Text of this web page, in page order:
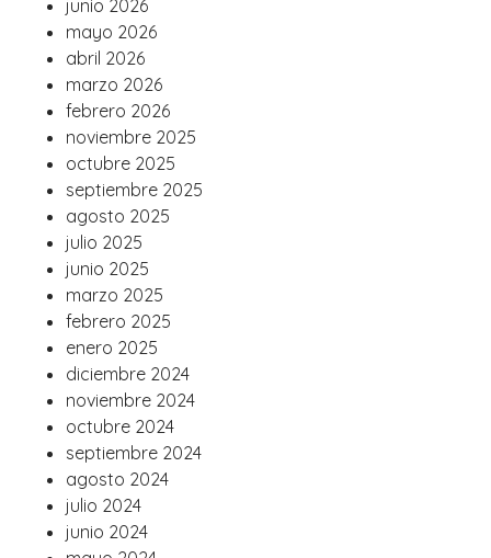
junio 2026
mayo 2026
abril 2026
marzo 2026
febrero 2026
noviembre 2025
octubre 2025
septiembre 2025
agosto 2025
julio 2025
junio 2025
marzo 2025
febrero 2025
enero 2025
diciembre 2024
noviembre 2024
octubre 2024
septiembre 2024
agosto 2024
julio 2024
junio 2024